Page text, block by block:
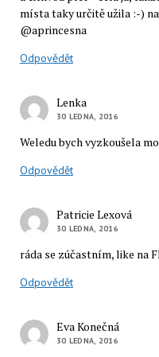
místa taky určitě užila :-)
@aprincesna
Odpovědět
Lenka
30 LEDNA, 2016
Weledu bych vyzkoušela
Odpovědět
Patricie Lexová
30 LEDNA, 2016
ráda se zúčastním, like na
Odpovědět
Eva Konečná
30 LEDNA, 2016